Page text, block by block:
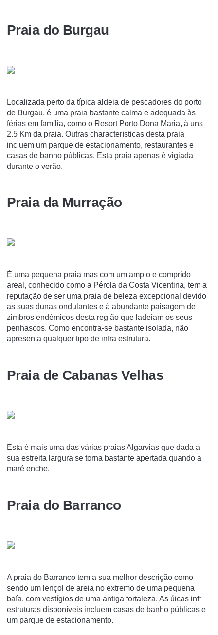
Praia do Burgau
Localizada perto da típica aldeia de pescadores do porto
de Burgau, é uma praia bastante calma e adequada às
férias em família, como o Resort Porto Dona Maria, à uns
2.5 Km da praia. Outras characterísticas desta praia
incluem um parque de estacionamento, restaurantes e
casas de banho públicas. Esta praia apenas é vigiada
durante o verão.
Praia da Murração
É uma pequena praia mas com um amplo e comprido
areal, conhecido como a Pérola da Costa Vicentina, tem a
reputação de ser uma praia de beleza excepcional devido
as suas dunas ondulantes e à abundante paisagem de
zimbros endémicos desta região que ladeiam os seus
penhascos. Como encontra-se bastante isolada, não
apresenta qualquer tipo de infra estrutura.
Praia de Cabanas Velhas
Esta é mais uma das várias praias Algarvias que dada a
sua estreita largura se torna bastante apertada quando a
maré enche.
Praia do Barranco
A praia do Barranco tem a sua melhor descrição como
sendo um lençol de areia no extremo de uma pequena
baía, com vestígios de uma antiga fortaleza. As úicas infr
estruturas disponíveis incluem casas de banho públicas e
um parque de estacionamento.